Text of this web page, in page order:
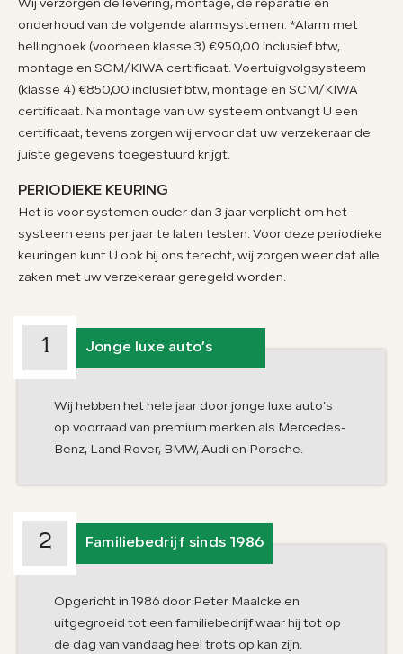
CONTACT
023-524 24 90
verkoop@abh1.nl
ADRES
Kruisweg 1525
2142 LB, Cruquius
OPENINGSTIJDEN
Za.
08.00 - 15.00
Zo.
Gesloten
Wij verzorgen de levering, montage, de reparatie en
onderhoud van de volgende alarmsystemen: *Alarm met
hellinghoek (voorheen klasse 3) €950,00 inclusief btw,
montage en SCM/KIWA certificaat. Voertuigvolgsysteem
(klasse 4) €850,00 inclusief btw, montage en SCM/KIWA
certificaat. Na montage van uw systeem ontvangt U een
certificaat, tevens zorgen wij ervoor dat uw verzekeraar de
juiste gegevens toegestuurd krijgt.
PERIODIEKE KEURING
Het is voor systemen ouder dan 3 jaar verplicht om het
systeem eens per jaar te laten testen. Voor deze periodieke
keuringen kunt U ook bij ons terecht, wij zorgen weer dat alle
zaken met uw verzekeraar geregeld worden.
1 Jonge luxe auto’s
Wij hebben het hele jaar door jonge luxe auto’s
op voorraad van premium merken als Mercedes-
Benz, Land Rover, BMW, Audi en Porsche.
2 Familiebedrijf sinds 1986
Opgericht in 1986 door Peter Maalcke en
uitgegroeid tot een familiebedrijf waar hij tot op
de dag van vandaag heel trots op kan zijn.